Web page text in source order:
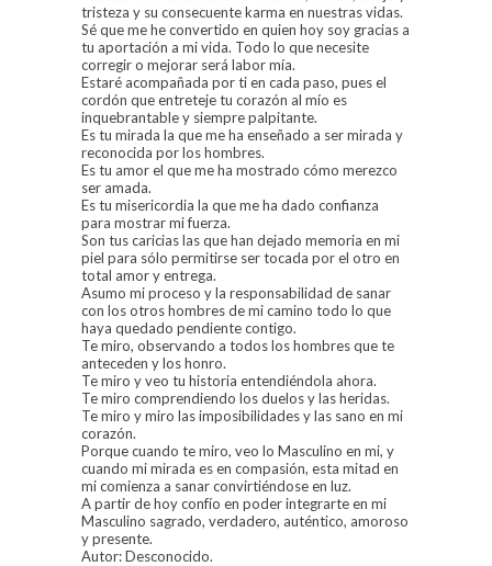
tristeza y su consecuente karma en nuestras vidas.
Sé que me he convertido en quien hoy soy gracias a
tu aportación a mi vida. Todo lo que necesite
corregir o mejorar será labor mía.
Estaré acompañada por ti en cada paso, pues el
cordón que entreteje tu corazón al mío es
inquebrantable y siempre palpitante.
Es tu mirada la que me ha enseñado a ser mirada y
reconocida por los hombres.
Es tu amor el que me ha mostrado cómo merezco
ser amada.
Es tu misericordia la que me ha dado confianza
para mostrar mi fuerza.
Son tus caricias las que han dejado memoria en mi
piel para sólo permitirse ser tocada por el otro en
total amor y entrega.
Asumo mi proceso y la responsabilidad de sanar
con los otros hombres de mi camino todo lo que
haya quedado pendiente contigo.
Te miro, observando a todos los hombres que te
anteceden y los honro.
Te miro y veo tu historia entendiéndola ahora.
Te miro comprendiendo los duelos y las heridas.
Te miro y miro las imposibilidades y las sano en mi
corazón.
Porque cuando te miro, veo lo Masculino en mi, y
cuando mi mirada es en compasión, esta mitad en
mi comienza a sanar convirtiéndose en luz.
A partir de hoy confío en poder integrarte en mi
Masculino sagrado, verdadero, auténtico, amoroso
y presente.
Autor: Desconocido.